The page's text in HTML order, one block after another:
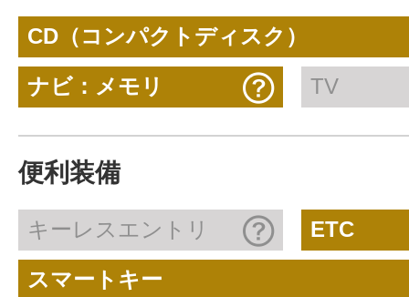
CD（コンパクトディスク）
ナビ：メモリ TV
便利装備
キーレスエントリ ETC
スマートキー